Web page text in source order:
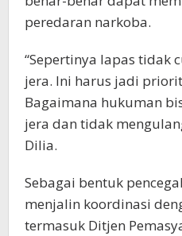
peredaran narkoba.
“Sepertinya lapas tidak
jera. Ini harus jadi
Bagaimana hukuman
jera dan tidak
Dilia.
Sebagai bentuk
menjalin koordinasi
termasuk Ditjen